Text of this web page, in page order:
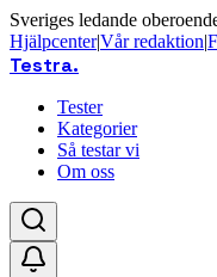
Sveriges ledande
Hjälpcenter|Vår redaktion|
Testra.
Tester
Kategorier
Så testar vi
Om oss